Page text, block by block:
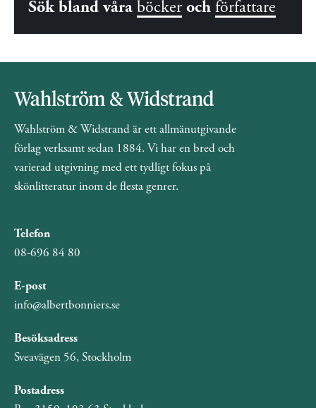
Sök bland våra böcker och författare
Wahlström & Widstrand är ett allmänutgivande
förlag verksamt sedan 1884. Vi har en bred och
varierad utgivning med ett tydligt fokus på
skönlitteratur inom de flesta genrer.
Telefon
08-696 84 80
E-post
info@albertbonniers.se
Besöksadress
Sveavägen 56, Stockholm
Postadress